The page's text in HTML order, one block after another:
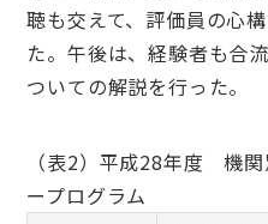
聴も交えて、評価員の心
た。午後は、経験者も合
ついての解説を行った。
（表2）平成28年度 機
ープログラム